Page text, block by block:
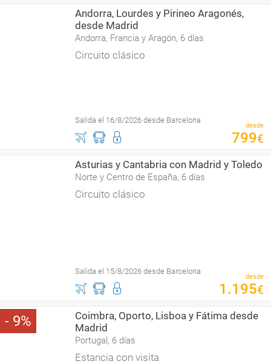
Andorra, Lourdes y Pirineo Aragonés,
desde Madrid
Andorra, Francia y Aragón, 6 días
Circuito clásico
Salida el 16/8/2026 desde Barcelona
desde
799€
Asturias y Cantabria con Madrid y Toledo
Norte y Centro de España, 6 días
Circuito clásico
Salida el 15/8/2026 desde Barcelona
desde
1 .195€
9
Coimbra, Oporto, Lisboa y Fátima desde
Madrid
Portugal, 6 días
Estancia con visita